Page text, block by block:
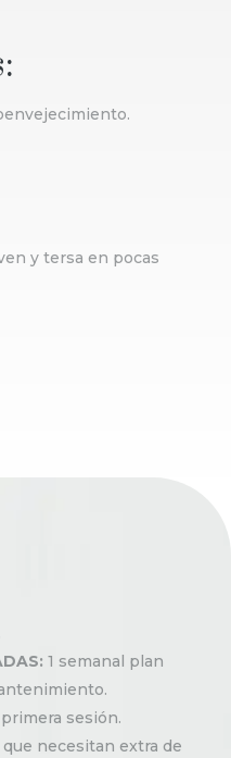
y tersa en pocas
1 semanal plan
sesión.
necesitan extra de